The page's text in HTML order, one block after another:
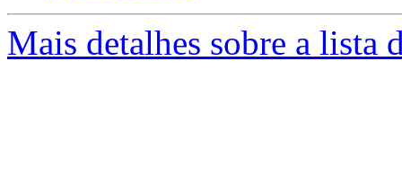
Mais detalhes sobre a lista